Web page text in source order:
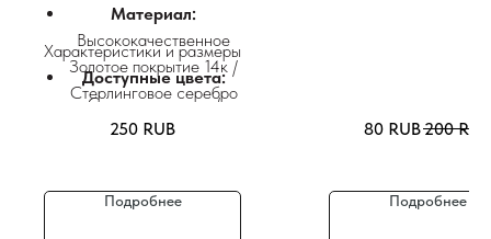
Материал:
Высококачественное
Золотое покрытие 14к /
Стерлинговое серебро
/ Нержавеющая сталь.
Золото/Серебро для
Характеристики и размеры
Доступные цвета:
Сияющее золото /
Стильное серебро
250 RUB
Подробнее
80 RUB200 RUB
Подробнее